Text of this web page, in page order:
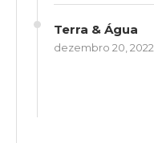
Terra & Água
dezembro 20, 2022